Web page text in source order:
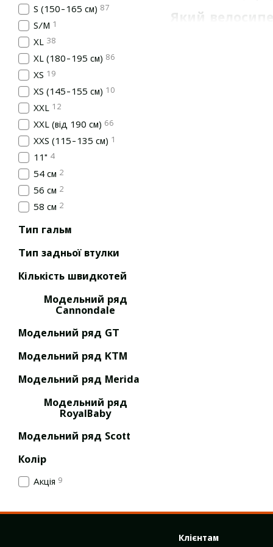
Який
S (150-165 см) 87
S/M 1
XL 38
XL (180-195 см) 86
XS 19
XS (145-155 см) 10
XXL 12
XXL (від 190 см) 66
XXS (115-135 см) 1
11" 4
54 см 2
56 см 2
58 см 2
Тип гальм
Тип задньої втулки
Кількість швидкотей
Модельний ряд
Cannondale
Модельний ряд GT
Модельний ряд KTM
Модельний ряд Merida
Модельний ряд
RoyalBaby
Модельний ряд Scott
Колір
Акція 9
Клієнтам